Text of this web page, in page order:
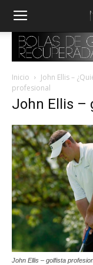
Inicio John Ellis –
profesional
John Ellis –
John Ellis – golfista